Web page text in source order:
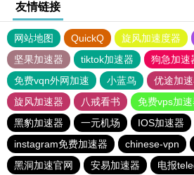
友情链接
网站地图 QuickQ 旋风加速度器
坚果加速器
tiktok加速器
狗急加速
免费vqn外网加速
小蓝鸟 优途加
旋风加速器
八戒看书
免费vps加
黑豹加速器
一元机场 IOS加速器
instagram免费加速器
chinese-vpn
黑洞加速官网
安易加速器
电报